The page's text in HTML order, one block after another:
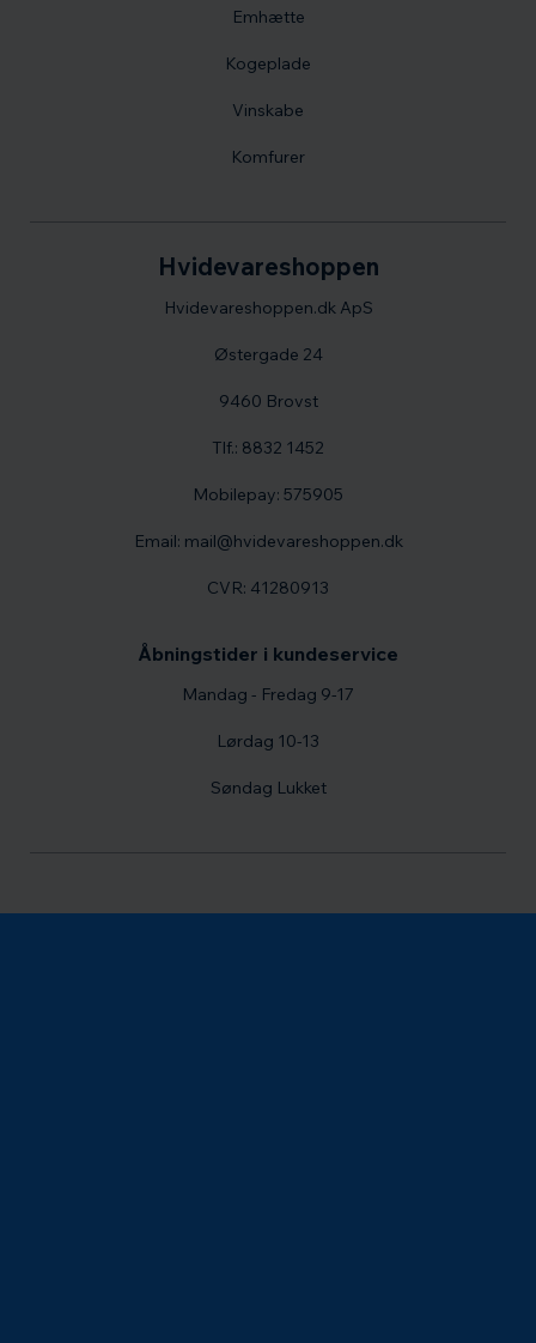
Hvidevareshoppen
Hvidevareshoppen.dk ApS
Østergade 24
9460 Brovst
Tlf.: 8832 1452
Mobilepay: 575905
Email: mail@hvidevareshoppen.dk
CVR: 41280913
Åbningstider i kundeservice
Mandag - Fredag 9-17
Lørdag 10-13
Søndag Lukket
Emhætte
Kogeplade
Vinskabe
Komfurer